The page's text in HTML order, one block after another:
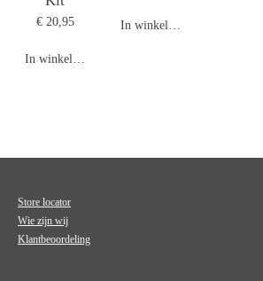
€ 20,95
In winkelwagen
In winkelwagen
Store locator
Wie zijn wij
Klantbeoordeling